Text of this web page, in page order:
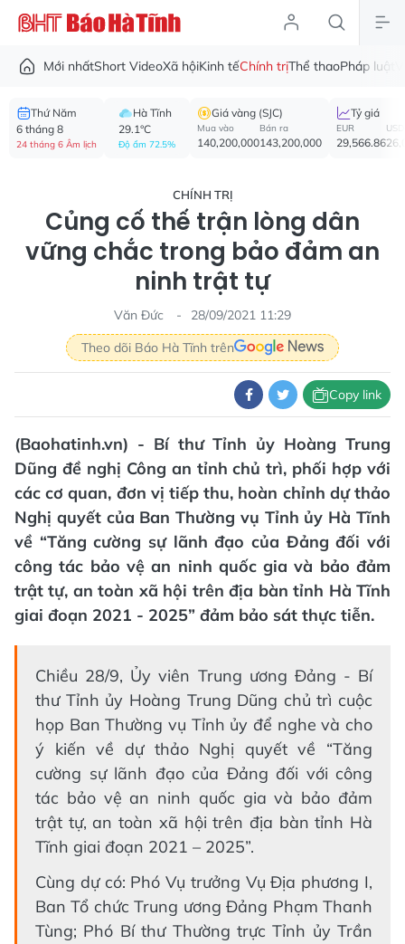
Mới nhấtShort VideoXã hộiKinh tếChính trịThể thaoPháp luật
Thứ Năm
6 tháng 8
24 tháng 6 Âm lịch
Hà Tĩnh
29.1°C
Độ ẩm 72.5%
Giá vàng (SJC)
Mua vào
140,200,000
Bán ra
143,200,000
Tỷ giá
EUR
29,566.86
USD
CHÍNH TRỊ
Củng cố thế trận lòng dân
vững chắc trong bảo đảm an
ninh trật tự
Văn Đức
28/09/2021 11:29
Theo dõi Báo Hà Tĩnh trên
Copy link
(Baohatinh.vn) - Bí thư Tỉnh ủy Hoàng Trung
Dũng đề nghị Công an tỉnh chủ trì, phối hợp với
các cơ quan, đơn vị tiếp thu, hoàn chỉnh dự thảo
Nghị quyết của Ban Thường vụ Tỉnh ủy Hà Tĩnh
về “Tăng cường sự lãnh đạo của Đảng đối với
công tác bảo vệ an ninh quốc gia và bảo đảm
trật tự, an toàn xã hội trên địa bàn tỉnh Hà Tĩnh
giai đoạn 2021 - 2025” đảm bảo sát thực tiễn.
Chiều 28/9, Ủy viên Trung ương Đảng - Bí
thư Tỉnh ủy Hoàng Trung Dũng chủ trì cuộc
họp Ban Thường vụ Tỉnh ủy để nghe và cho
ý kiến về dự thảo Nghị quyết về “Tăng
cường sự lãnh đạo của Đảng đối với công
tác bảo vệ an ninh quốc gia và bảo đảm
trật tự, an toàn xã hội trên địa bàn tỉnh Hà
Tĩnh giai đoạn 2021 – 2025”.
Cùng dự có: Phó Vụ trưởng Vụ Địa phương I,
Ban Tổ chức Trung ương Đảng Phạm Thanh
Tùng; Phó Bí thư Thường trực Tỉnh ủy Trần